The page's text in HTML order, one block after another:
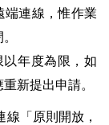
端連線，惟作業
以年度為限，如
新提出申請。
「原則開放，